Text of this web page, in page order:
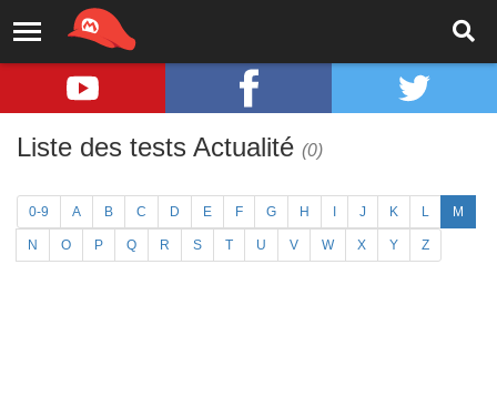
Liste des tests Actualité (0)
0-9 A B C D E F G H J K L M
N O P Q R S T U V W X Y Z